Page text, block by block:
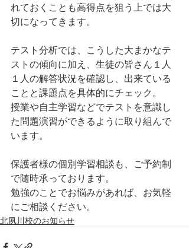
れておくことも高得点を狙う上では大
切になってきます。
テスト分析では、こうした大まかなテ
ストの傾向に加え、生徒の皆さん１人
１人の解答状況を確認し、出来ている
ことと課題点を具体的にチェック。
授業や自主学習などでテストを意識し
た問題演習ができるように取り組んで
います。
保護者様の個別学習相談も、ご予約制
で随時承っております。
勉強のことでお悩みがあれば、お気軽
にご相談ください。
北夙川校のお知らせ